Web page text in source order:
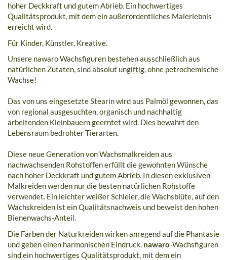
hoher Deckkraft und gutem Abrieb. Ein hochwertiges
Qualitätsprodukt, mit dem ein außerordentliches Malerlebnis
erreicht wird.
Für Kinder, Künstler, Kreative.
Unsere nawaro Wachsfiguren bestehen ausschließlich aus
natürlichen Zutaten, sind absolut ungiftig, ohne petrochemische
Wachse!
Das von uns eingesetzte Stearin wird aus Palmöl gewonnen, das
von regional ausgesuchten, organisch und nachhaltig
arbeitenden Kleinbauern geerntet wird. Dies bewahrt den
Lebensraum bedrohter Tierarten.
Diese neue Generation von Wachsmalkreiden aus
nachwachsenden Rohstoffen erfüllt die gewohnten Wünsche
nach hoher Deckkraft und gutem Abrieb. In diesen exklusiven
Malkreiden werden nur die besten natürlichen Rohstoffe
verwendet. Ein leichter weißer Schleier, die Wachsblüte, auf den
Wachskreiden ist ein Qualitätsnachweis und beweist den hohen
Bienenwachs-Anteil.
Die Farben der Naturkreiden wirken anregend auf die Phantasie
und geben einen harmonischen Eindruck. nawaro-Wachsfiguren
sind ein hochwertiges Qualitätsprodukt, mit dem ein